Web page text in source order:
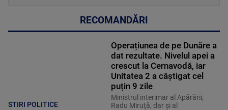
RECOMANDĂRI
STIRI POLITICE
Operațiunea de pe Dunăre a
dat rezultate. Nivelul apei a
crescut la Cernavodă, iar
Unitatea 2 a câștigat cel
puțin 9 zile
Ministrul interimar al Apărării,
Radu Miruţă, dar şi al